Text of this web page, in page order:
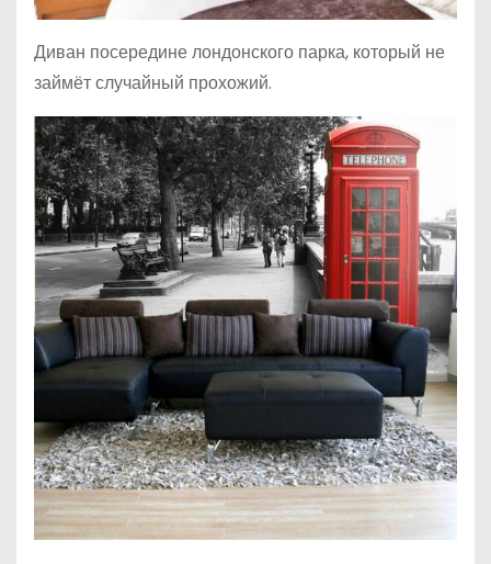
Диван посередине лондонского парка, который не
займёт случайный прохожий.